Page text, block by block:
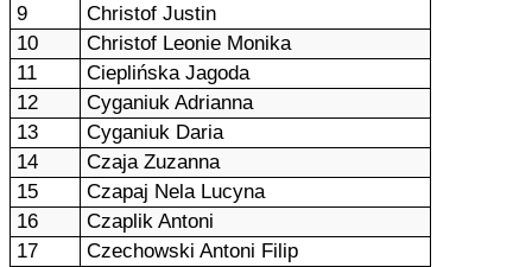
9
Christof Justin
10
Christof Leonie Monika
11
Cieplińska Jagoda
12
Cyganiuk Adrianna
13
Cyganiuk Daria
14
Czaja Zuzanna
15
Czapaj Nela Lucyna
16
Czaplik Antoni
17
Czechowski Antoni Filip